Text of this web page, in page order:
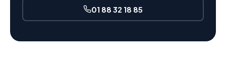
01 88 32 18 85